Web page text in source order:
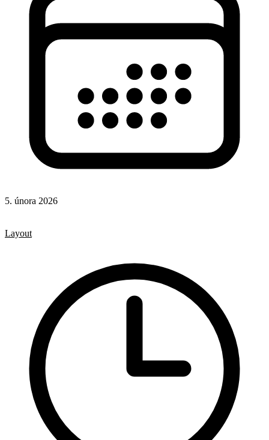
5. února 2026
Layout